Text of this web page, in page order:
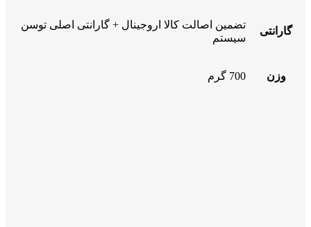
گارانتی
تضمین اصالت کالا اروجینال + گارانتی اصلی توسن
سیستم
وزن 700 گرم